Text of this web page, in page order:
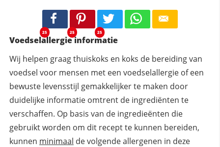
25 25 25
Voedselallergie informatie
Wij helpen graag thuiskoks en koks de bereiding van
voedsel voor mensen met een voedselallergie of een
bewuste levensstijl gemakkelijker te maken door
duidelijke informatie omtrent de ingrediënten te
verschaffen. Op basis van de ingredieënten die
gebruikt worden om dit recept te kunnen bereiden,
kunnen minimaal de volgende allergenen in deze